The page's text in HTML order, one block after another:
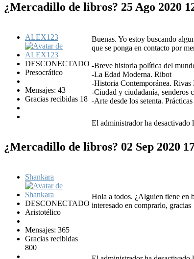
¿Mercadillo de libros? 25 Ago 2020
ALEX123
DESCONECTADO
Presocrático
Mensajes: 43
Gracias recibidas 18
Buenas. Yo estoy buscando
que se ponga en contacto por
-Breve historia política del
-La Edad Moderna. Ribot
-Historia Contemporánea. Rivas
-Ciudad y ciudadanía, senderos
-Arte desde los setenta.
El administrador ha desactivado
¿Mercadillo de libros? 02 Sep 2020
Shankara
DESCONECTADO
Aristotélico
Mensajes: 365
Gracias recibidas
800
Hola a todos. ¿Alguien tiene en
interesado en comprarlo, gracias